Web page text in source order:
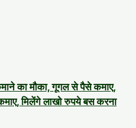
का मौका, गूगल से पैसे कमाए,
मिलेंगे लाखो रुपये बस करना